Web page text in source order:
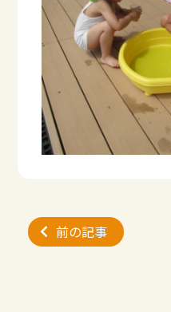
投
稿
前の記事